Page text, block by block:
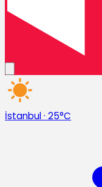
İstanbul· 25°C